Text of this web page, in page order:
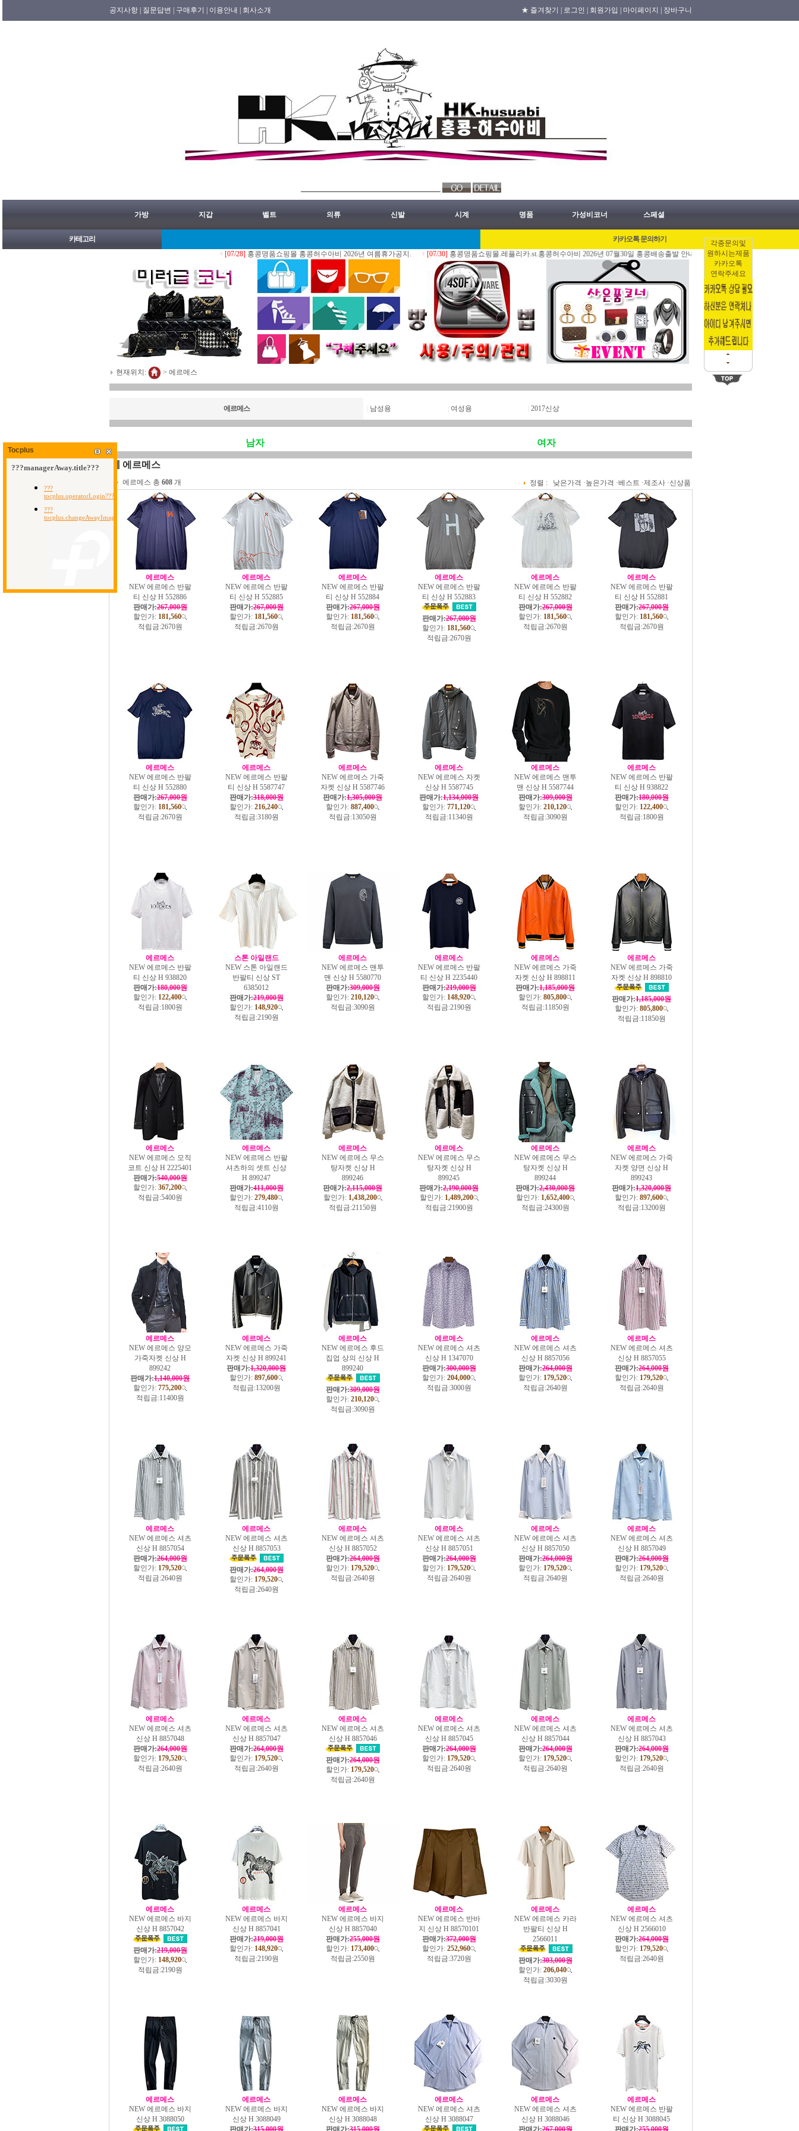
각종문의및
원하시는제품
카카오톡
연락주세요
공지사항 | 질문답변 | 구매후기 | 이용안내 | 회사소개 ★ 즐겨찾기 | 로그인 | 회원가입 | 마이페이지 | 장바구니
가방 지갑 벨트 의류 신발 시계 명품 가성비코너 스페셜
카테고리
카카오톡 문의하기
[07/28] 홍콩명품쇼핑몰 홍콩허수아비 2026년 여름휴가공지. [07/30] 홍콩명품쇼핑몰.레플리카.st.홍콩허수아비 2026년 07월30일 홍콩배송출발 안내 공지. [07/29] 홍콩명품쇼핑몰.레플
현재위치: > 에르메스
에르메스 남성용 여성용 2017신상
남자 여자
에르메스
에르메스 총 608 개 정렬 : 낮은가격 ·높은가격 ·베스트 ·제조사 ·신상품
에르메스
NEW 에르메스 반팔
티 신상 H 552886
판매가:267,000원
할인가: 181,560
적립금:2670원
에르메스
NEW 에르메스 반팔
티 신상 H 552885
판매가:267,000원
할인가: 181,560
적립금:2670원
에르메스
NEW 에르메스 반팔
티 신상 H 552884
판매가:267,000원
할인가: 181,560
적립금:2670원
에르메스
NEW 에르메스 반팔
티 신상 H 552883
판매가:267,000원
할인가: 181,560
적립금:2670원
에르메스
NEW 에르메스 반팔
티 신상 H 552882
판매가:267,000원
할인가: 181,560
적립금:2670원
에르메스
NEW 에르메스 반팔
티 신상 H 552881
판매가:267,000원
할인가: 181,560
적립금:2670원
에르메스
NEW 에르메스 반팔
티 신상 H 552880
판매가:267,000원
할인가: 181,560
적립금:2670원
에르메스
NEW 에르메스 반팔
티 신상 H 5587747
판매가:318,000원
할인가: 216,240
적립금:3180원
에르메스
NEW 에르메스 가죽
자켓 신상 H 5587746
판매가:1,305,000원
할인가: 887,400
적립금:13050원
에르메스
NEW 에르메스 자켓
신상 H 5587745
판매가:1,134,000원
할인가: 771,120
적립금:11340원
에르메스
NEW 에르메스 맨투
맨 신상 H 5587744
판매가:309,000원
할인가: 210,120
적립금:3090원
에르메스
NEW 에르메스 반팔
티 신상 H 938822
판매가:180,000원
할인가: 122,400
적립금:1800원
에르메스
NEW 에르메스 반팔
티 신상 H 938820
판매가:180,000원
할인가: 122,400
적립금:1800원
스톤 아일랜드
NEW 스톤 아일랜드
반팔티 신상 ST
6385012
판매가:219,000원
할인가: 148,920
적립금:2190원
에르메스
NEW 에르메스 맨투
맨 신상 H 5580770
판매가:309,000원
할인가: 210,120
적립금:3090원
에르메스
NEW 에르메스 반팔
티 신상 H 2235440
판매가:219,000원
할인가: 148,920
적립금:2190원
에르메스
NEW 에르메스 가죽
자켓 신상 H 898811
판매가:1,185,000원
할인가: 805,800
적립금:11850원
에르메스
NEW 에르메스 가죽
자켓 신상 H 898810
판매가:1,185,000원
할인가: 805,800
적립금:11850원
에르메스
NEW 에르메스 모직
코트 신상 H 2225401
판매가:540,000원
할인가: 367,200
적립금:5400원
에르메스
NEW 에르메스 반팔
셔츠하의 셋트 신상
H 899247
판매가:411,000원
할인가: 279,480
적립금:4110원
에르메스
NEW 에르메스 무스
탕자켓 신상 H
899246
판매가:2,115,000원
할인가: 1,438,200
적립금:21150원
에르메스
NEW 에르메스 무스
탕자켓 신상 H
899245
판매가:2,190,000원
할인가: 1,489,200
적립금:21900원
에르메스
NEW 에르메스 무스
탕자켓 신상 H
899244
판매가:2,430,000원
할인가: 1,652,400
적립금:24300원
에르메스
NEW 에르메스 가죽
자켓 양면 신상 H
899243
판매가:1,320,000원
할인가: 897,600
적립금:13200원
에르메스
NEW 에르메스 양모
가죽자켓 신상 H
899242
판매가:1,140,000원
할인가: 775,200
적립금:11400원
에르메스
NEW 에르메스 가죽
자켓 신상 H 899241
판매가:1,320,000원
할인가: 897,600
적립금:13200원
에르메스
NEW 에르메스 후드
집업 상의 신상 H
899240
판매가:309,000원
할인가: 210,120
적립금:3090원
에르메스
NEW 에르메스 셔츠
신상 H 1347070
판매가:300,000원
할인가: 204,000
적립금:3000원
에르메스
NEW 에르메스 셔츠
신상 H 8857056
판매가:264,000원
할인가: 179,520
적립금:2640원
에르메스
NEW 에르메스 셔츠
신상 H 8857055
판매가:264,000원
할인가: 179,520
적립금:2640원
에르메스
NEW 에르메스 셔츠
신상 H 8857054
판매가:264,000원
할인가: 179,520
적립금:2640원
에르메스
NEW 에르메스 셔츠
신상 H 8857053
판매가:264,000원
할인가: 179,520
적립금:2640원
에르메스
NEW 에르메스 셔츠
신상 H 8857052
판매가:264,000원
할인가: 179,520
적립금:2640원
에르메스
NEW 에르메스 셔츠
신상 H 8857051
판매가:264,000원
할인가: 179,520
적립금:2640원
에르메스
NEW 에르메스 셔츠
신상 H 8857050
판매가:264,000원
할인가: 179,520
적립금:2640원
에르메스
NEW 에르메스 셔츠
신상 H 8857049
판매가:264,000원
할인가: 179,520
적립금:2640원
에르메스
NEW 에르메스 셔츠
신상 H 8857048
판매가:264,000원
할인가: 179,520
적립금:2640원
에르메스
NEW 에르메스 셔츠
신상 H 8857047
판매가:264,000원
할인가: 179,520
적립금:2640원
에르메스
NEW 에르메스 셔츠
신상 H 8857046
판매가:264,000원
할인가: 179,520
적립금:2640원
에르메스
NEW 에르메스 셔츠
신상 H 8857045
판매가:264,000원
할인가: 179,520
적립금:2640원
에르메스
NEW 에르메스 셔츠
신상 H 8857044
판매가:264,000원
할인가: 179,520
적립금:2640원
에르메스
NEW 에르메스 셔츠
신상 H 8857043
판매가:264,000원
할인가: 179,520
적립금:2640원
에르메스
NEW 에르메스 바지
신상 H 8857042
판매가:219,000원
할인가: 148,920
적립금:2190원
에르메스
NEW 에르메스 바지
신상 H 8857041
판매가:219,000원
할인가: 148,920
적립금:2190원
에르메스
NEW 에르메스 바지
신상 H 8857040
판매가:255,000원
할인가: 173,400
적립금:2550원
에르메스
NEW 에르메스 반바
지 신상 H 88570101
판매가:372,000원
할인가: 252,960
적립금:3720원
에르메스
NEW 에르메스 카라
반팔티 신상 H
2566011
판매가:303,000원
할인가: 206,040
적립금:3030원
에르메스
NEW 에르메스 셔츠
신상 H 2566010
판매가:264,000원
할인가: 179,520
적립금:2640원
에르메스
NEW 에르메스 바지
신상 H 3088050
에르메스
NEW 에르메스 바지
신상 H 3088049
판매가:315,000원
에르메스
NEW 에르메스 바지
신상 H 3088048
판매가:315,000원
에르메스
NEW 에르메스 셔츠
신상 H 3088047
에르메스
NEW 에르메스 셔츠
신상 H 3088046
판매가:267,000원
에르메스
NEW 에르메스 반팔
티 신상 H 3088045
판매가:255,000원
Tocplus